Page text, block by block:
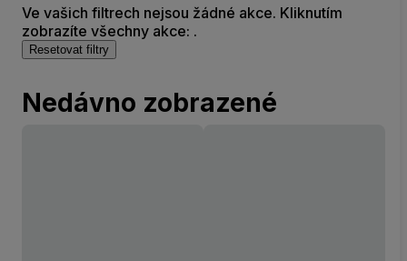
Ve vašich filtrech nejsou žádné akce. Kliknutím
zobrazíte všechny akce: .
Resetovat filtry
Nedávno zobrazené